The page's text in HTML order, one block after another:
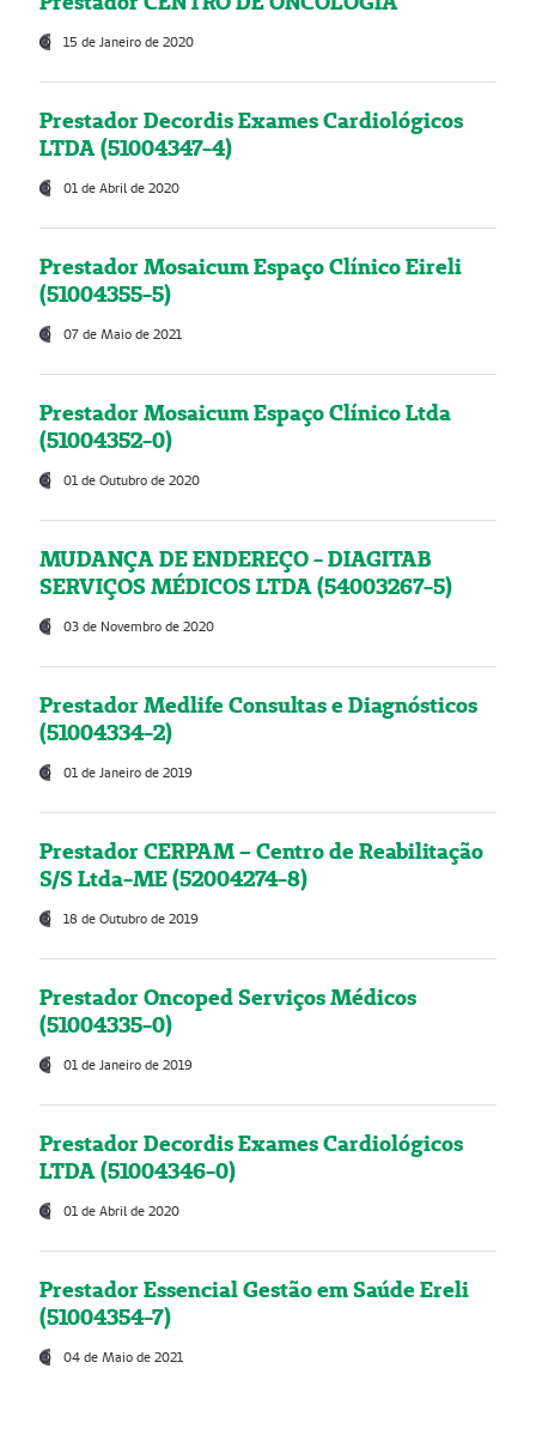
15 de Janeiro de 2020
Prestador Decordis Exames Cardiológicos
LTDA (51004347-4)
01 de Abril de 2020
Prestador Mosaicum Espaço Clínico Eireli
(51004355-5)
07 de Maio de 2021
Prestador Mosaicum Espaço Clínico Ltda
(51004352-0)
01 de Outubro de 2020
MUDANÇA DE ENDEREÇO - DIAGITAB
SERVIÇOS MÉDICOS LTDA (54003267-5)
03 de Novembro de 2020
Prestador Medlife Consultas e Diagnósticos
(51004334-2)
01 de Janeiro de 2019
Prestador CERPAM – Centro de Reabilitação
S/S Ltda-ME (52004274-8)
18 de Outubro de 2019
Prestador Oncoped Serviços Médicos
(51004335-0)
01 de Janeiro de 2019
Prestador Decordis Exames Cardiológicos
LTDA (51004346-0)
01 de Abril de 2020
Prestador Essencial Gestão em Saúde Ereli
(51004354-7)
04 de Maio de 2021